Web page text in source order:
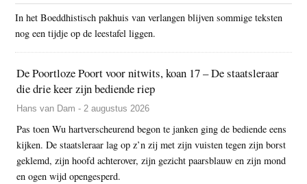
In het Boeddhistisch pakhuis van verlangen blijven sommige teksten
nog een tijdje op de leestafel liggen.
De Poortloze Poort voor nitwits, koan 17 – De staatsleraar
die drie keer zijn bediende riep
Hans van Dam - 2 augustus 2026
Pas toen Wu hartverscheurend begon te janken ging de bediende eens
kijken. De staatsleraar lag op z’n zij met zijn vuisten tegen zijn borst
geklemd, zijn hoofd achterover, zijn gezicht paarsblauw en zijn mond
en ogen wijd opengesperd.